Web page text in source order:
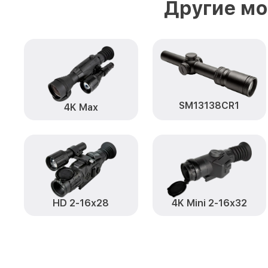
Другие
4K Max SM13138CR1
HD 2-16x28 4K Mini 2-16x32